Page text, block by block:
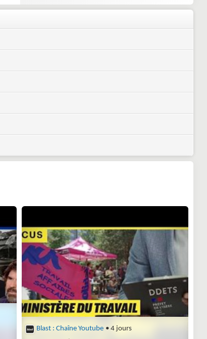
Blast : Chaîne Youtube • 4 jours